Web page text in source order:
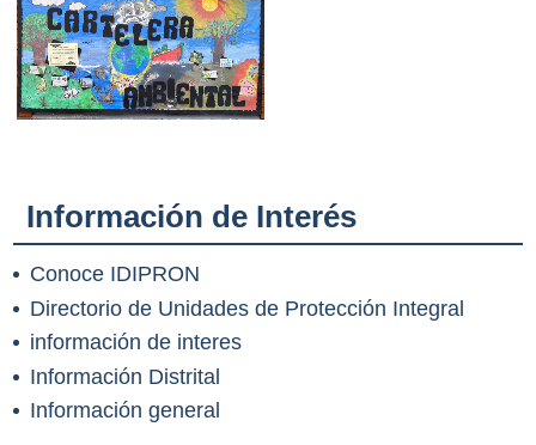
Información de Interés
Conoce IDIPRON
Directorio de Unidades de Protección Integral
información de interes
Información Distrital
Información general